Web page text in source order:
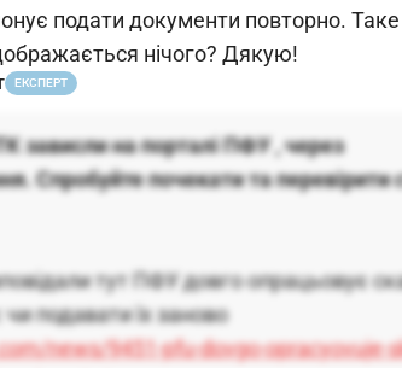
подати документи повторно.
нічого? Дякую!
ЕКСПЕРТ
зависли на порталі ПФУ , через
Спробуйте почекати та перевірити
тут ПФУ довго опрацьовує
подавати їх заново
news/9451-pfu-dovgo-opracyovuje-